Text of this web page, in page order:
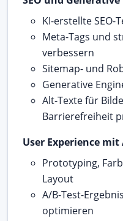
KI-erstellte SEO-
Meta-Tags und
verbessern
Sitemap- und
Generative
Alt-Texte für
Barrierefreiheit
User Experience mit
Prototyping,
Layout
A/B-Test-
optimieren